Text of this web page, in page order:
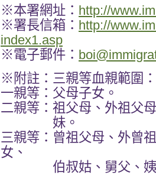
※本署網址： http://
※署長信箱： http://
index1.asp
※電子郵件：
※附註：三親等血親範圍：
一親等：父母子女。
二親等：祖父母、外祖父
妹。
三親等：曾祖父母、外曾
女、
伯叔姑、舅父、姨母